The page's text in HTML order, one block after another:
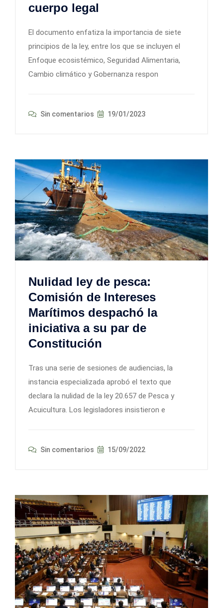
cuerpo legal
El documento enfatiza la importancia de siete
principios de la ley, entre los que se incluyen el
Enfoque ecosistémico, Seguridad Alimentaria,
Cambio climático y Gobernanza respon
Sin comentarios 19/01/2023
Nulidad ley de pesca:
Comisión de Intereses
Marítimos despachó la
iniciativa a su par de
Constitución
Tras una serie de sesiones de audiencias, la
instancia especializada aprobó el texto que
declara la nulidad de la ley 20.657 de Pesca y
Acuicultura. Los legisladores insistieron e
Sin comentarios 15/09/2022